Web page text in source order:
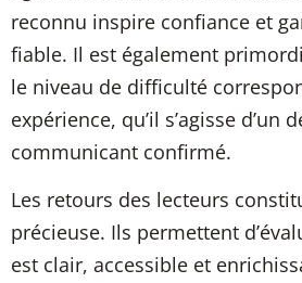
reconnu inspire confiance et
fiable. Il est également
le niveau de difficulté
expérience, qu’il s’agisse d’un
communicant confirmé.
Les retours des lecteurs
précieuse. Ils permettent
est clair, accessible et